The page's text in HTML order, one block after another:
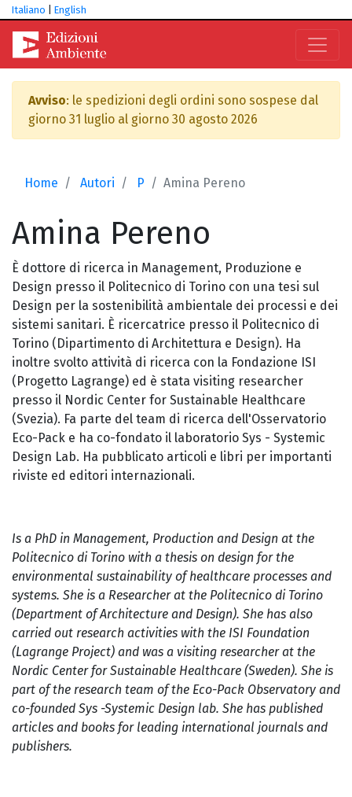
Italiano English
Avviso: le spedizioni degli ordini sono sospese dal
giorno 31 luglio al giorno 30 agosto 2026
Home Autori P Amina Pereno
Amina Pereno
È dottore di ricerca in Management, Produzione e
Design presso il Politecnico di Torino con una tesi sul
Design per la sostenibilità ambientale dei processi e dei
sistemi sanitari. È ricercatrice presso il Politecnico di
Torino (Dipartimento di Architettura e Design). Ha
inoltre svolto attività di ricerca con la Fondazione ISI
(Progetto Lagrange) ed è stata visiting researcher
presso il Nordic Center for Sustainable Healthcare
(Svezia). Fa parte del team di ricerca dell'Osservatorio
Eco-Pack e ha co-fondato il laboratorio Sys - Systemic
Design Lab. Ha pubblicato articoli e libri per importanti
riviste ed editori internazionali.
Is a PhD in Management, Production and Design at the
Politecnico di Torino with a thesis on design for the
environmental sustainability of healthcare processes and
systems. She is a Researcher at the Politecnico di Torino
(Department of Architecture and Design). She has also
carried out research activities with the ISI Foundation
(Lagrange Project) and was a visiting researcher at the
Nordic Center for Sustainable Healthcare (Sweden). She is
part of the research team of the Eco-Pack Observatory and
co-founded Sys -Systemic Design lab. She has published
articles and books for leading international journals and
publishers.